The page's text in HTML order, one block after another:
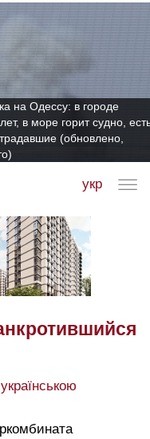
на Одессу: в городе
в море горит судно,
(обновлено,
укр